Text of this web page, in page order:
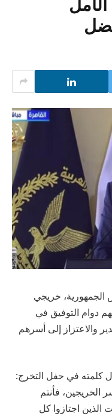
الجمهورية، خريجي
2025، متمنياً لهم دوام التوفيق في
والاعتزاز إلى أسرهم
كلمته في حفل التخرج:
الخريجين، فأنتم
الذين اجتازوا كل